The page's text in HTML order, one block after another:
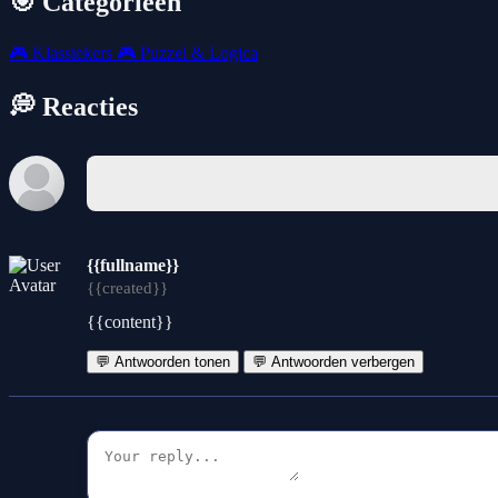
🎮 Klassiekers 🎮 Puzzel & Logica
💭 Reacties
{{fullname}}
{{created}}
{{content}}
💬 Antwoorden tonen 💬 Antwoorden verbergen